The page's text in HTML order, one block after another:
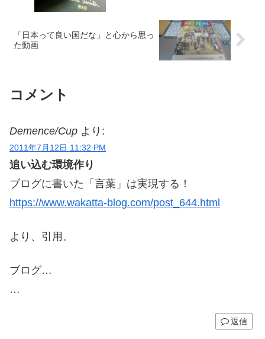
「日本って良い国だな」と心から思っ
た動画
コメント
Demence/Cup より:
2011年7月12日 11:32 PM
追い込む環境作り
ブログに書いた「言葉」は実現する！
https://www.wakatta-blog.com/post_644.html
より、引用。
ブログ…
…
返信